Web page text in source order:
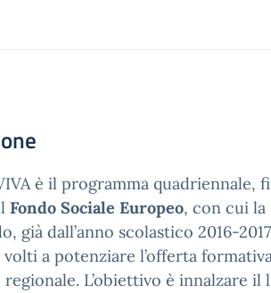
è il programma quadriennale,
Fondo Sociale Europeo, con cui la
già dall’anno scolastico 2016-
a potenziare l’offerta
regionale. L’obiettivo è innalzare il